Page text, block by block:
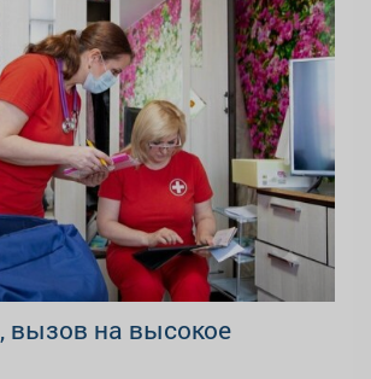
вызов на высокое